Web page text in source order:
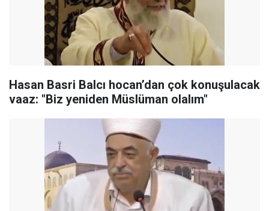
Hasan Basri Balcı hocan’dan çok konuşulacak
vaaz: "Biz yeniden Müslüman olalım"